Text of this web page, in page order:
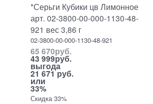
*Серьги Кубики цв Лимонное
арт. 02-3800-00-000-1130-48-
921 вес 3,86 г
02-3800-00-000-1130-48-921
65 670руб.
43 999руб.
выгода
21 671 руб.
или
33%
Скидка 33%